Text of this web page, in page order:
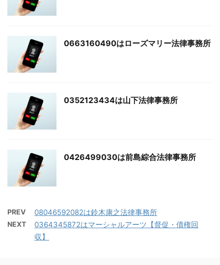
0663160490はローズマリー法律事務所
0352123434は山下法律事務所
0426499030は前島綜合法律事務所
PREV 08046592082は鈴木康之法律事務所
NEXT
0364345872はマーシャルアーツ【督促・債権回
収】